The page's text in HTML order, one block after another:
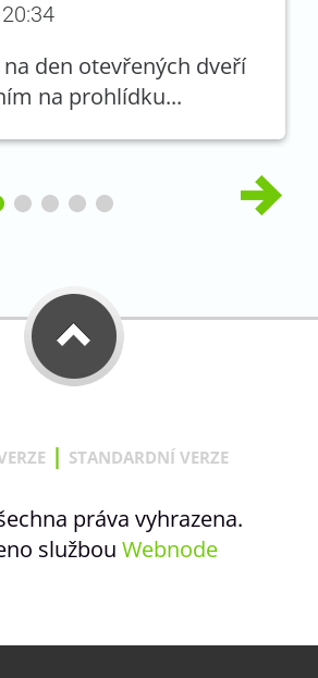
na den otevřených dveří
na prohlídku...
| STANDARDNÍ VERZE
práva vyhrazena.
službou Webnode